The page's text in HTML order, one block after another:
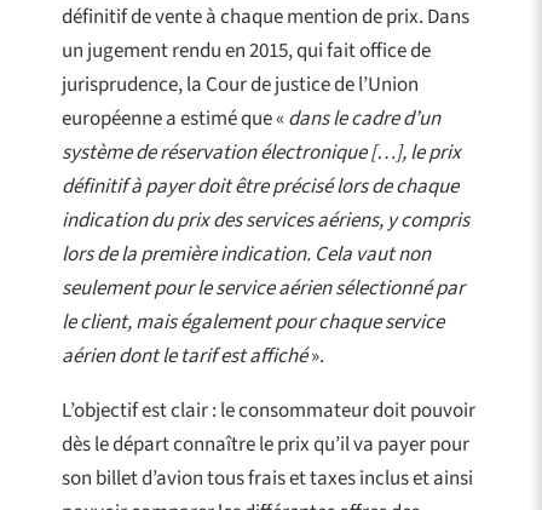
définitif de vente à chaque mention de prix. Dans
un jugement rendu en 2015, qui fait office de
jurisprudence, la Cour de justice de l’Union
européenne a estimé que «dans le cadre d’un
système de réservation électronique […], le prix
définitif à payer doit être précisé lors de chaque
indication du prix des services aériens, y compris
lors de la première indication. Cela vaut non
seulement pour le service aérien sélectionné par
le client, mais également pour chaque service
aérien dont le tarif est affiché».
L’objectif est clair : le consommateur doit pouvoir
dès le départ connaître le prix qu’il va payer pour
son billet d’avion tous frais et taxes inclus et ainsi